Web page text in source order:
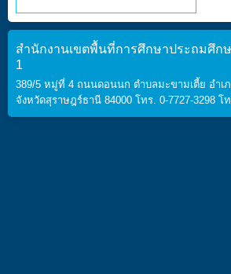
สำนักงานเขตพื้นที่การศึกษาประถมศึก
1
389/5 หมู่ที่ 4 ถนนดอนนก ตำบลมะขามเตี้ย อำเ
จังหวัดสุราษฎร์ธานี 84000 โทร. 0-7727-3298 โท